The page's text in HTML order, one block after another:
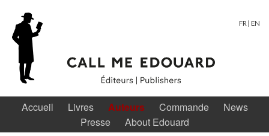
FR | EN
Accueil Livres Auteurs Commande
News
Presse
About Edouard